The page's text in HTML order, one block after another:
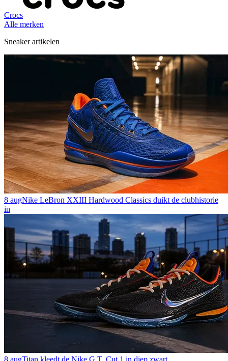
Crocs
Alle merken
Sneaker artikelen
8 augNike LeBron XXIII Hardwood Classics duikt de clubhistorie
in
8 augTitan kleedt de Nike G.T. Cut 1 in diep zwart